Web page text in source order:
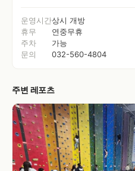
운영시간상시 개방
휴무
연중무휴
주차
가능
문의
032-560-4804
주변 레포츠